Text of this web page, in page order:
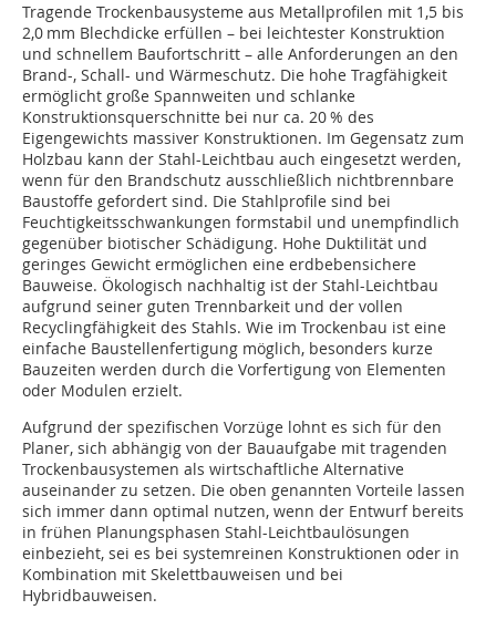
Tragende Trockenbausysteme aus Metallprofilen mit 1,5 bis
2,0 mm Blechdicke erfüllen – bei leichtester Konstruktion
und schnellem Baufortschritt – alle Anforderungen an den
Brand-, Schall- und Wärmeschutz. Die hohe Tragfähigkeit
ermöglicht große Spannweiten und schlanke
Konstruktionsquerschnitte bei nur ca. 20 % des
Eigengewichts massiver Konstruktionen. Im Gegensatz zum
Holzbau kann der Stahl-Leichtbau auch eingesetzt werden,
wenn für den Brandschutz ausschließlich nichtbrennbare
Baustoffe gefordert sind. Die Stahlprofile sind bei
Feuchtigkeitsschwankungen formstabil und unempfindlich
gegenüber biotischer Schädigung. Hohe Duktilität und
geringes Gewicht ermöglichen eine erdbebensichere
Bauweise. Ökologisch nachhaltig ist der Stahl-Leichtbau
aufgrund seiner guten Trennbarkeit und der vollen
Recyclingfähigkeit des Stahls. Wie im Trockenbau ist eine
einfache Baustellenfertigung möglich, besonders kurze
Bauzeiten werden durch die Vorfertigung von Elementen
oder Modulen erzielt.
Aufgrund der spezifischen Vorzüge lohnt es sich für den
Planer, sich abhängig von der Bauaufgabe mit tragenden
Trockenbausystemen als wirtschaftliche Alternative
auseinander zu setzen. Die oben genannten Vorteile lassen
sich immer dann optimal nutzen, wenn der Entwurf bereits
in frühen Planungsphasen Stahl-Leichtbaulösungen
einbezieht, sei es bei systemreinen Konstruktionen oder in
Kombination mit Skelettbauweisen und bei
Hybridbauweisen.